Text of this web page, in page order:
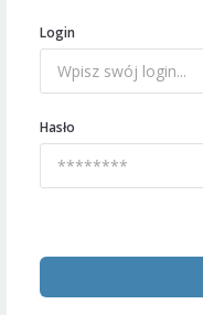
Login
Hasło